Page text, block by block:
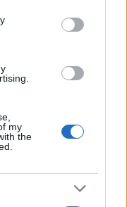
my
the
van dalende